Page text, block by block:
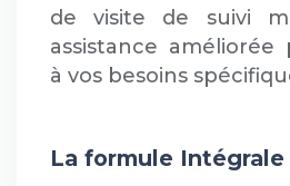
de visite de suivi
assistance
à vos besoins
La formule Intégrale